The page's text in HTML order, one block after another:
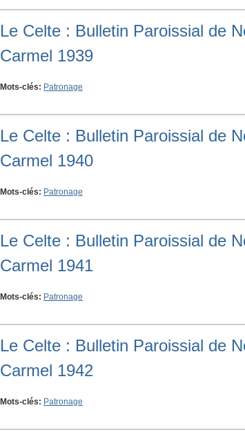
Le Celte : Bulletin Paroissial de
Carmel 1939
Mots-clés: Patronage
Le Celte : Bulletin Paroissial de
Carmel 1940
Mots-clés: Patronage
Le Celte : Bulletin Paroissial de
Carmel 1941
Mots-clés: Patronage
Le Celte : Bulletin Paroissial de
Carmel 1942
Mots-clés: Patronage